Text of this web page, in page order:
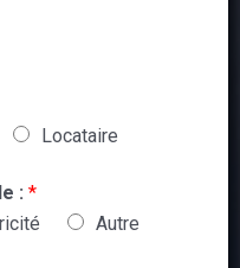
Locataire
: *
Autre